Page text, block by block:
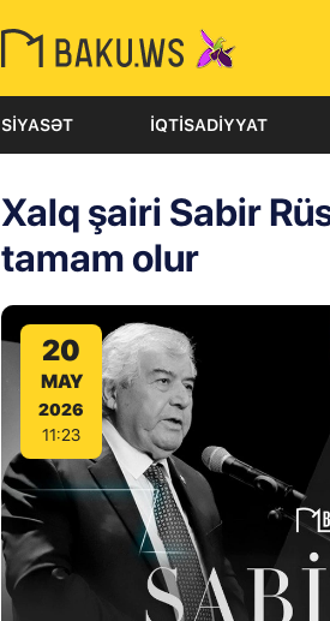
SIYASƏT İQTISADIYYAT
Xalq şairi Sabir
tamam olur
20
MAY
2026
11:23